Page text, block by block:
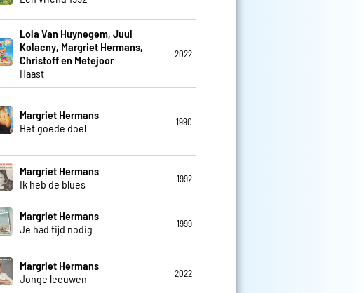
Lola Van Huynegem, Juul
Kolacny, Margriet Hermans,
Christoff en Metejoor
Haast
2022
Margriet Hermans
Het goede doel
1990
Margriet Hermans
Ik heb de blues
1992
Margriet Hermans
Je had tijd nodig
1999
Margriet Hermans
Jonge leeuwen
2022